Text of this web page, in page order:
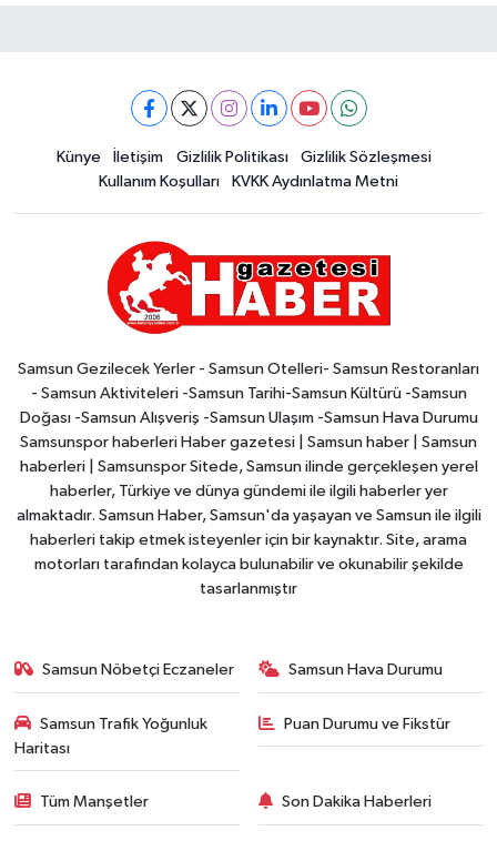
Künye İletişim Gizlilik Politikası
Gizlilik Sözleşmesi
Kullanım Koşulları
KVKK Aydınlatma Metni
Samsun Gezilecek Yerler - Samsun Otelleri- Samsun Restoranları
- Samsun Aktiviteleri -Samsun Tarihi-Samsun Kültürü -Samsun
Doğası -Samsun Alışveriş -Samsun Ulaşım -Samsun Hava Durumu
Samsunspor haberleri Haber gazetesi | Samsun haber | Samsun
haberleri | Samsunspor Sitede, Samsun ilinde gerçekleşen yerel
haberler, Türkiye ve dünya gündemi ile ilgili haberler yer
almaktadır. Samsun Haber, Samsun'da yaşayan ve Samsun ile ilgili
haberleri takip etmek isteyenler için bir kaynaktır. Site, arama
motorları tarafından kolayca bulunabilir ve okunabilir şekilde
tasarlanmıştır
Samsun Nöbetçi Eczaneler Samsun Hava Durumu
Samsun Trafik Yoğunluk
Haritası
Puan Durumu ve Fikstür
Tüm Manşetler Son Dakika Haberleri